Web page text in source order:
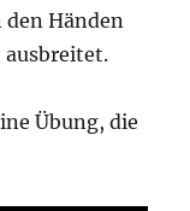
Händen
ausbreitet.
Übung, die